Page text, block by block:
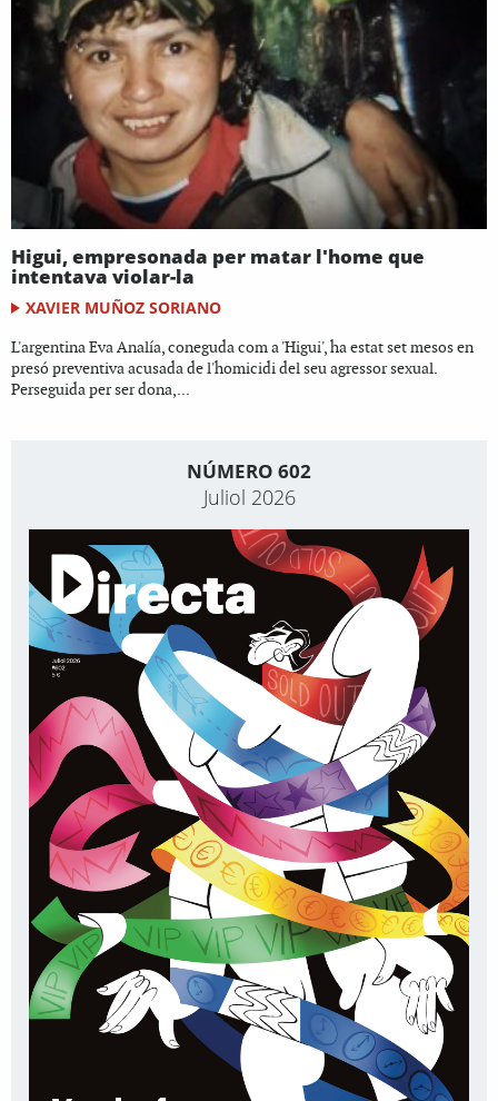
Higui, empresonada per matar l'home que
intentava violar-la
XAVIER MUÑOZ SORIANO
L'argentina Eva Analía, coneguda com a 'Higui', ha estat set mesos en
presó preventiva acusada de l'homicidi del seu agressor sexual.
Perseguida per ser dona,...
NÚMERO 602
Juliol 2026